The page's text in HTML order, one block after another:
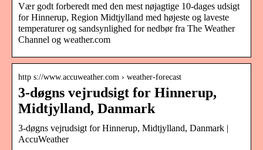
Vær godt forberedt med den mest nøjagtige 10-dages udsigt
for Hinnerup, Region Midtjylland med højeste og laveste
temperaturer og sandsynlighed for nedbør fra The Weather
Channel og weather.com
http s://www.accuweather.com › weather-forecast
3-døgns vejrudsigt for Hinnerup,
Midtjylland, Danmark
3-døgns vejrudsigt for Hinnerup, Midtjylland, Danmark |
AccuWeather